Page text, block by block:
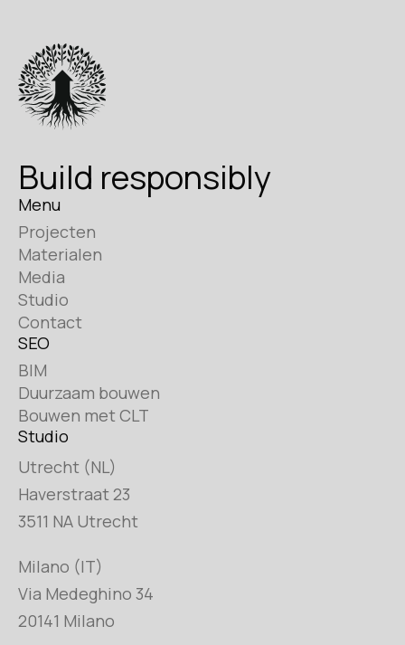
Build responsibly
Menu
Projecten
Materialen
Media
Studio
Contact
SEO
BIM
Duurzaam bouwen
Bouwen met CLT
Studio
Utrecht (NL)
Haverstraat 23
3511 NA Utrecht
Milano (IT)
Via Medeghino 34
20141 Milano